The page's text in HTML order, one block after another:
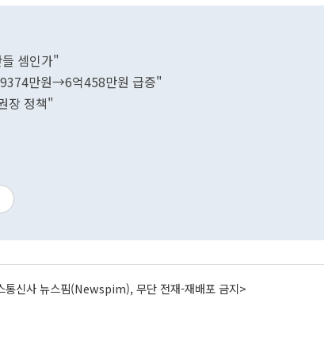
셈인가"
만원→6억458만원 급증"
장 정책"
통신사 뉴스핌(Newspim), 무단 전재-재배포 금지>